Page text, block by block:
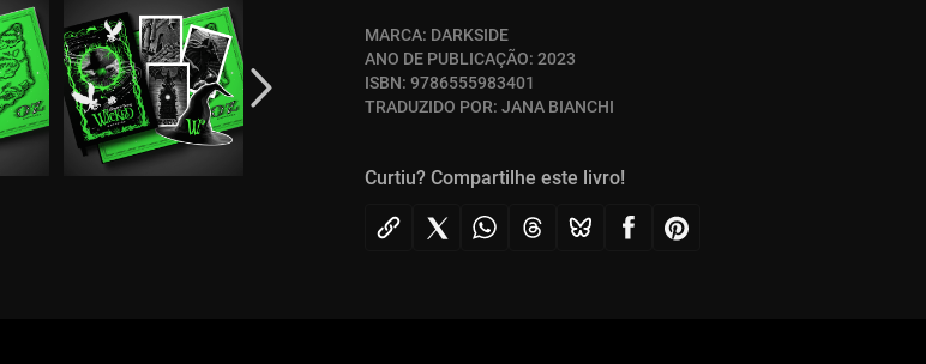
MARCA: DARKSIDE
ANO DE PUBLICAÇÃO: 2023
ISBN: 9786555983401
TRADUZIDO POR: JANA BIANCHI
Curtiu? Compartilhe este livro!